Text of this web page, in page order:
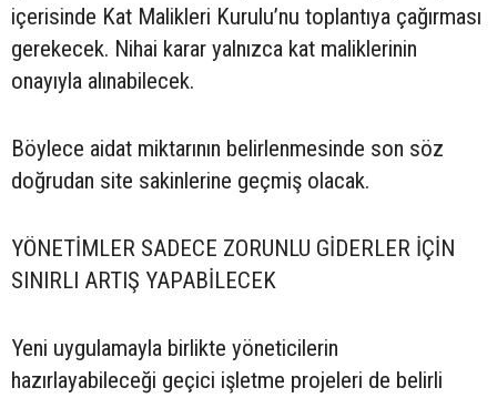
içerisinde Kat Malikleri Kurulu’nu toplantıya çağırması
gerekecek. Nihai karar yalnızca kat maliklerinin
onayıyla alınabilecek.
Böylece aidat miktarının belirlenmesinde son söz
doğrudan site sakinlerine geçmiş olacak.
YÖNETİMLER SADECE ZORUNLU GİDERLER İÇİN
SINIRLI ARTIŞ YAPABİLECEK
Yeni uygulamayla birlikte yöneticilerin
hazırlayabileceği geçici işletme projeleri de belirli